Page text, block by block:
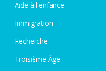
Aide à l'enfance
Immigration
Recherche
Troisième Âge